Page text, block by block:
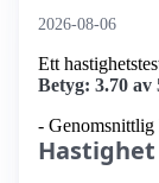
2026-08-06
Ett
Betyg: 3.70 av
- Genomsnittlig
Hastighet